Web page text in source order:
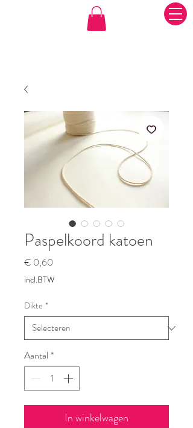
Paspelkoord katoen
€ 0,60
incl.BTW
Dikte *
Aantal *
In winkelwagen